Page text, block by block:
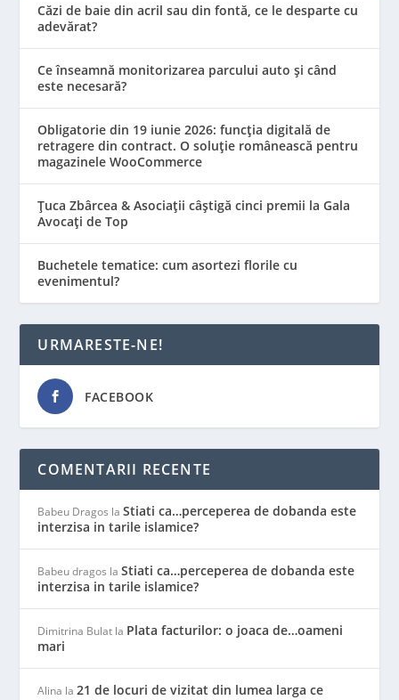
Căzi de baie din acril sau din fontă, ce le desparte cu
adevărat?
Ce înseamnă monitorizarea parcului auto și când
este necesară?
Obligatorie din 19 iunie 2026: funcția digitală de
retragere din contract. O soluție românească pentru
magazinele WooCommerce
Țuca Zbârcea & Asociații câștigă cinci premii la Gala
Avocați de Top
Buchetele tematice: cum asortezi florile cu
evenimentul?
URMARESTE-NE!
FACEBOOK
COMENTARII RECENTE
Babeu Dragos laStiati ca…perceperea de dobanda este
interzisa in tarile islamice?
Babeu dragos laStiati ca…perceperea de dobanda este
interzisa in tarile islamice?
Dimitrina Bulat la Plata facturilor: o joaca de…oameni
mari
Alina la21 de locuri de vizitat din lumea larga ce